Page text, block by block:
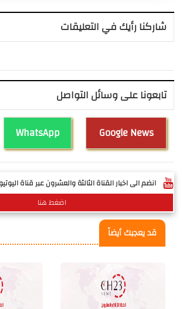
شاركنا رأيك في التعليقات
تابعونا على وسائل التواصل
WhatsApp Google News
انضم الى اخبار القناة الثالثة والعشرون عبر قناة
اضغط هنا
قد يعجبك أيضاً